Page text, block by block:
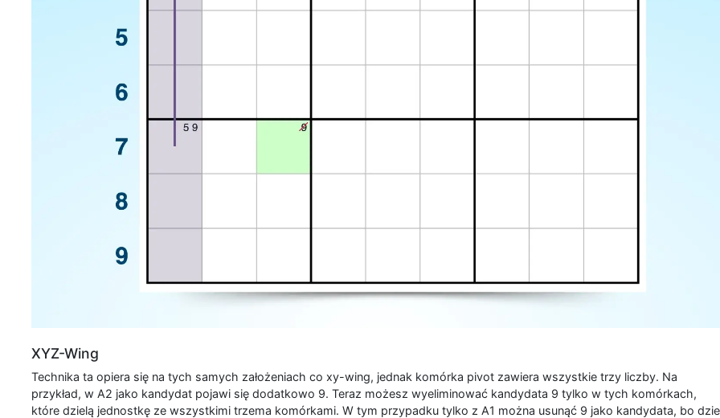
XYZ-Wing
Technika ta opiera się na tych samych założeniach co xy-wing, jednak komórka pivot zawiera wszystkie trzy liczby. Na
przykład, w A2 jako kandydat pojawi się dodatkowo 9. Teraz możesz wyeliminować kandydata 9 tylko w tych komórkach,
które dzielą jednostkę ze wszystkimi trzema komórkami. W tym przypadku tylko z A1 można usunąć 9 jako kandydata, bo